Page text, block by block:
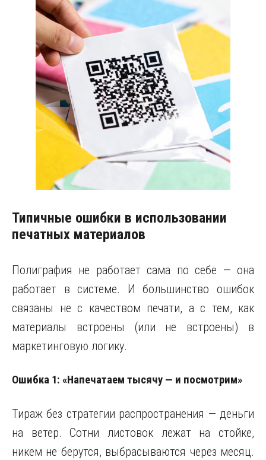
Типичные ошибки в использовании
печатных материалов
Полиграфия не работает сама по себе — она
работает в системе. И большинство ошибок
связаны не с качеством печати, а с тем, как
материалы встроены (или не встроены) в
маркетинговую логику.
Ошибка 1: «Напечатаем тысячу — и посмотрим»
Тираж без стратегии распространения — деньги
на ветер. Сотни листовок лежат на стойке,
никем не берутся, выбрасываются через месяц.